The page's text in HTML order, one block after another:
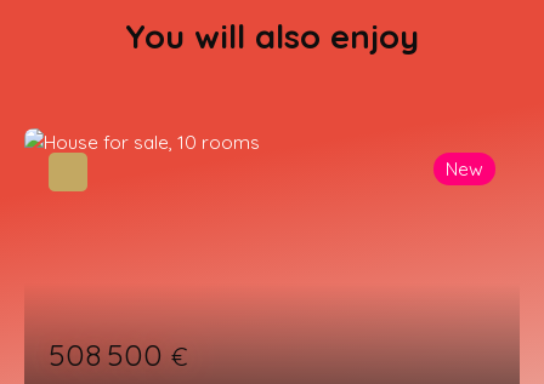
You will also enjoy
508 500€
New